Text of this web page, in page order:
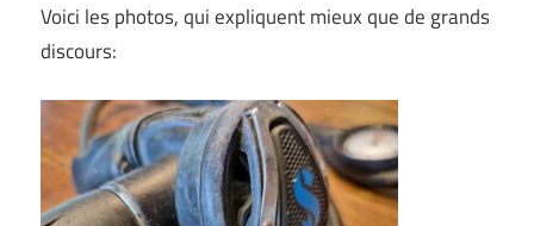
Voici les photos, qui expliquent mieux que de grands
discours: